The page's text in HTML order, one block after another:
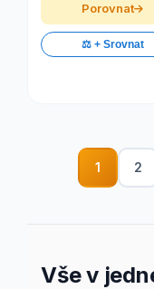
Porovnat
⚖️ + Srovnat
1 2
Vše v